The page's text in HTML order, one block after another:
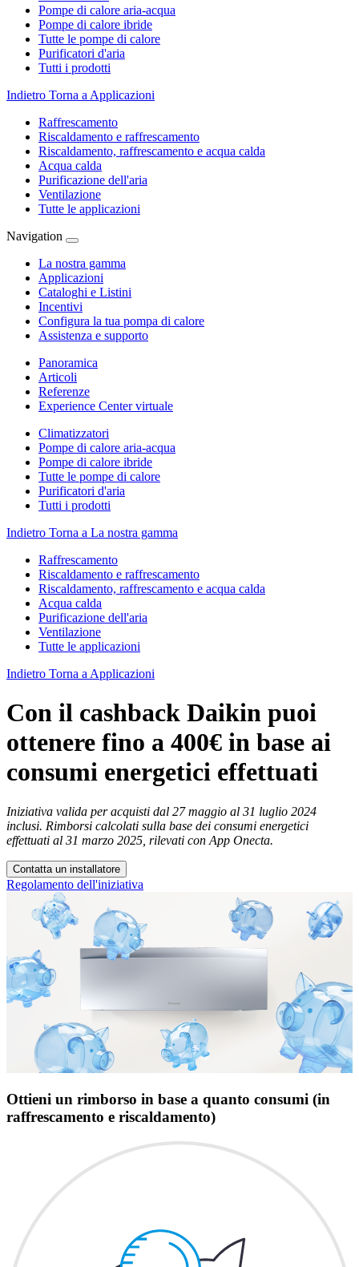
Pompe di calore aria-acqua
Pompe di calore ibride
Tutte le pompe di calore
Purificatori d'aria
Tutti i prodotti
Indietro Torna a Applicazioni
Raffrescamento
Riscaldamento e raffrescamento
Riscaldamento, raffrescamento e acqua calda
Acqua calda
Purificazione dell'aria
Ventilazione
Tutte le applicazioni
Navigation
La nostra gamma
Applicazioni
Cataloghi e Listini
Incentivi
Configura la tua pompa di calore
Assistenza e supporto
Panoramica
Articoli
Referenze
Experience Center virtuale
Climatizzatori
Pompe di calore aria-acqua
Pompe di calore ibride
Tutte le pompe di calore
Purificatori d'aria
Tutti i prodotti
Indietro Torna a La nostra gamma
Raffrescamento
Riscaldamento e raffrescamento
Riscaldamento, raffrescamento e acqua calda
Acqua calda
Purificazione dell'aria
Ventilazione
Tutte le applicazioni
Indietro Torna a Applicazioni
Con il cashback Daikin puoi
ottenere fino a 400€ in base ai
consumi energetici effettuati
Iniziativa valida per acquisti dal 27 maggio al 31 luglio 2024
inclusi. Rimborsi calcolati sulla base dei consumi energetici
effettuati al 31 marzo 2025, rilevati con App Onecta.
Contatta un installatore
Regolamento dell'iniziativa
Ottieni un rimborso in base a quanto consumi (in
raffrescamento e riscaldamento)